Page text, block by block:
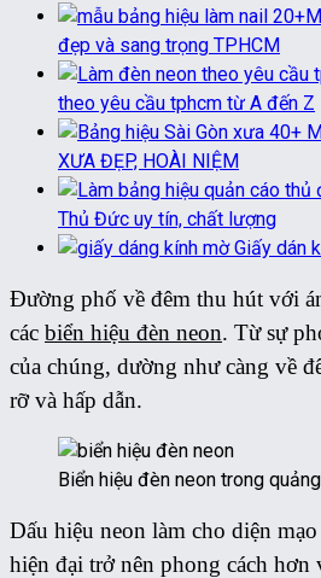
đẹp và sang trọng TPHCM
theo yêu cầu tphcm từ A đến Z
40+
XƯA ĐẸP, HOÀI NIỆM
Thủ Đức uy tín, chất lượng
Giấy dán
Đường phố về đêm thu hút với
các biển hiệu đèn neon. Từ sự
của chúng, dường như càng về
rỡ và hấp dẫn.
Biển hiệu đèn neon trong
Dấu hiệu neon làm cho diện
hiện đại trở nên phong cách hơn